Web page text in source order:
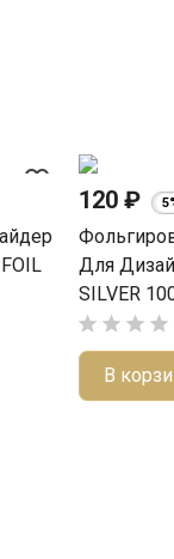
favorite_border
120 ₽
Для
SILVER
   
В